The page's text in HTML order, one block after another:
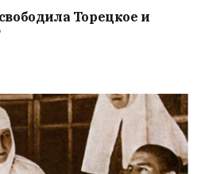
Торецкое и